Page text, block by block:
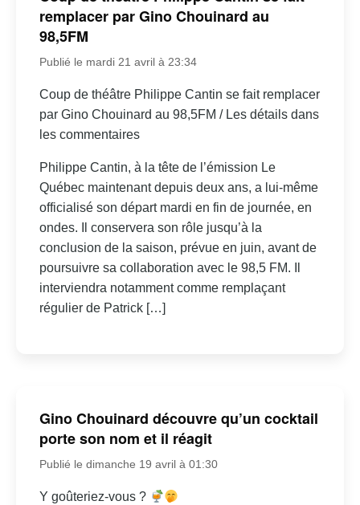
remplacer par Gino Chouinard au
98,5FM
Publié le mardi 21 avril à 23:34
Coup de théâtre Philippe Cantin se fait remplacer
par Gino Chouinard au 98,5FM / Les détails dans
les commentaires
Philippe Cantin, à la tête de l’émission Le
Québec maintenant depuis deux ans, a lui-même
officialisé son départ mardi en fin de journée, en
ondes. Il conservera son rôle jusqu’à la
conclusion de la saison, prévue en juin, avant de
poursuivre sa collaboration avec le 98,5 FM. Il
interviendra notamment comme remplaçant
régulier de Patrick […]
Gino Chouinard découvre qu’un cocktail
porte son nom et il réagit
Publié le dimanche 19 avril à 01:30
Y goûteriez-vous ?